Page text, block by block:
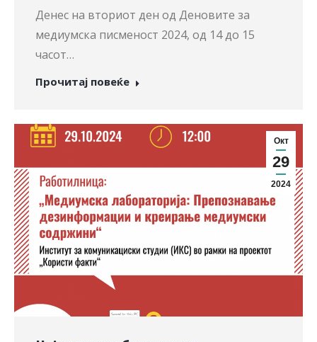
Денес на вториот ден од Деновите за
медиумска писменост 2024, од 14 до 15
часот…
Прочитај повеќе
Окт
29
2024